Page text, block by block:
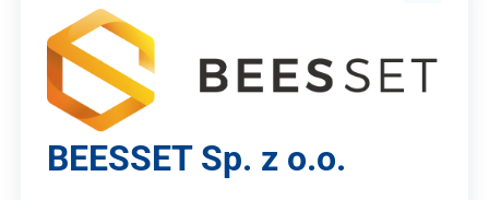
BEESSET Sp. z o.o.